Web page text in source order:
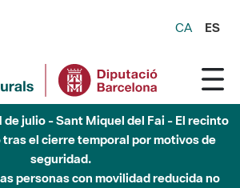
CA ES
de julio - Sant Miquel del Fai - El recinto
el cierre temporal por motivos de
seguridad.
personas con movilidad reducida no